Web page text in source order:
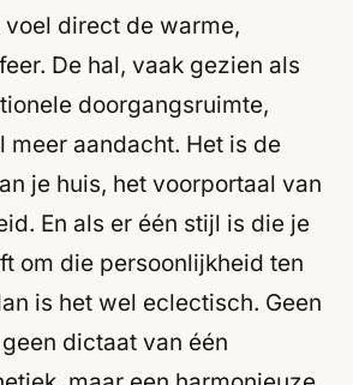
voel direct de warme,
De hal, vaak gezien als
doorgangsruimte,
meer aandacht. Het is de
je huis, het voorportaal van
En als er één stijl is die je
om die persoonlijkheid ten
is het wel eclectisch. Geen
dictaat van één